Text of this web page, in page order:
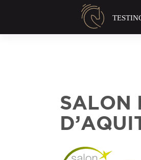
SALON
Panneau de gestion des cookies